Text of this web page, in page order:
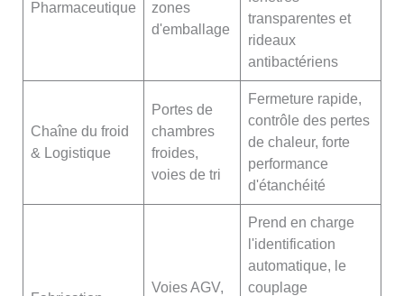
Pharmaceutique
zones
d'emballage
transparentes et
rideaux
antibactériens
Chaîne du froid
& Logistique
Portes de
chambres
froides,
voies de tri
Fermeture rapide,
contrôle des pertes
de chaleur, forte
performance
d'étanchéité
Voies AGV,
Prend en charge
l'identification
automatique, le
couplage